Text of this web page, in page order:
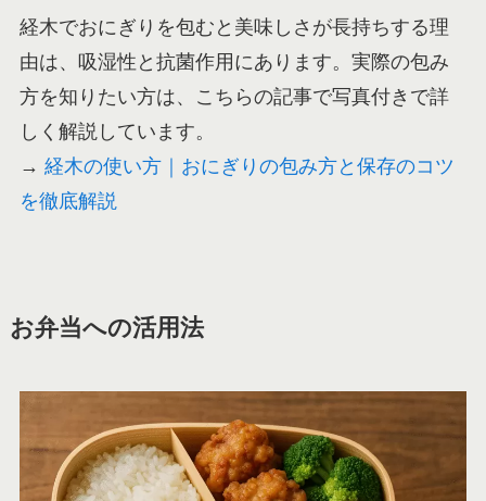
経木でおにぎりを包むと美味しさが長持ちする理
由は、吸湿性と抗菌作用にあります。実際の包み
方を知りたい方は、こちらの記事で写真付きで詳
しく解説しています。
→ 経木の使い方｜おにぎりの包み方と保存のコツ
を徹底解説
お弁当への活用法